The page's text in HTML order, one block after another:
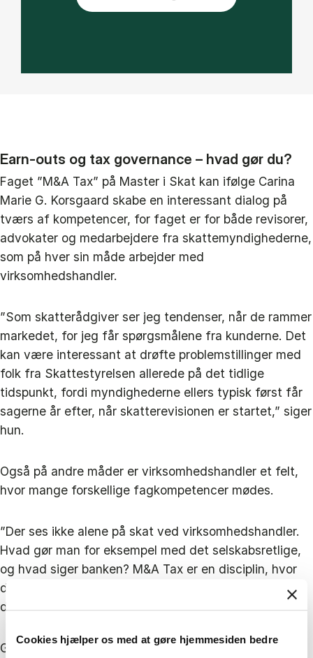
Cookies hjælper os med at gøre hjemmesiden bedre
Earn-outs og tax governance – hvad gør du?
Faget ”M&A Tax” på Master i Skat kan ifølge Carina
Marie G. Korsgaard skabe en interessant dialog på
tværs af kompetencer, for faget er for både revisorer,
advokater og medarbejdere fra skattemyndighederne,
som på hver sin måde arbejder med
virksomhedshandler.
”Som skatterådgiver ser jeg tendenser, når de rammer
markedet, for jeg får spørgsmålene fra kunderne. Det
kan være interessant at drøfte problemstillinger med
folk fra Skattestyrelsen allerede på det tidlige
tidspunkt, fordi myndighederne ellers typisk først får
sagerne år efter, når skatterevisionen er startet,” siger
hun.
Også på andre måder er virksomhedshandler et felt,
hvor mange forskellige fagkompetencer mødes.
”Der ses ikke alene på skat ved virksomhedshandler.
Hvad gør man for eksempel med det selskabsretlige,
og hvad siger banken? M&A Tax er en disciplin, hvor
du udfordres, fordi der er rødder til så mange andre
discipliner, og det drøfter vi også på faget.”
Generelt er faget meget ”hands-on”, siger Carina